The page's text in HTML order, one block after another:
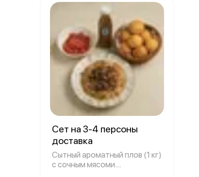
Сет на 3-4 персоны
доставка
Сытный ароматный плов (1 кг)
с сочным мясоми